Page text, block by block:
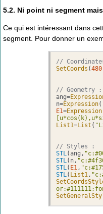
5.2. Ni point ni segment
Ce qui est intéressant dans
segment. Pour donner un
//
SetCoords (
// Geometry :
ang=
n=Expression(
E1=Expression
List1=List (
// Styles :
STL(ang,
STL(n,
STL( E1,
STL( List1,